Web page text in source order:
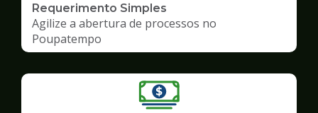
Requerimento Simples
Agilize a abertura de processos no
Poupatempo